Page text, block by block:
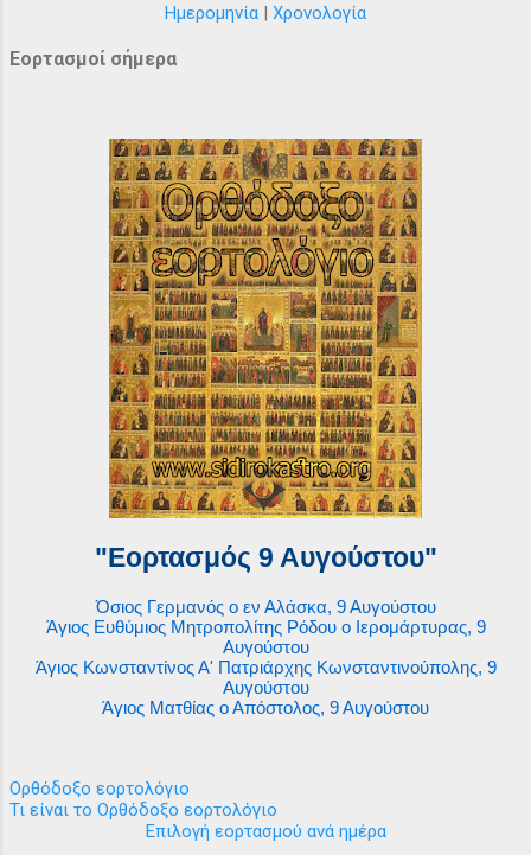
Ημερομηνία | Χρονολογία
Εορτασμοί σήμερα
"Εορτασμός 9 Αυγούστου"
Όσιος Γερμανός ο εν Αλάσκα, 9 Αυγούστου
Άγιος Ευθύμιος Μητροπολίτης Ρόδου ο Ιερομάρτυρας, 9
Αυγούστου
Άγιος Κωνσταντίνος Α' Πατριάρχης Κωνσταντινούπολης, 9
Αυγούστου
Άγιος Ματθίας ο Απόστολος, 9 Αυγούστου
Ορθόδοξο εορτολόγιο
Τι είναι το Ορθόδοξο εορτολόγιο
Επιλογή εορτασμού ανά ημέρα